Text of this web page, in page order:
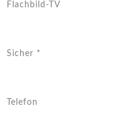
Flachbild-TV
Sicher *
Telefon